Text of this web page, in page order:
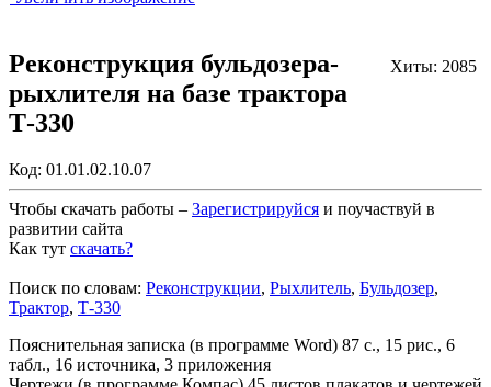
Хиты: 2085
Реконструкция бульдозера-
рыхлителя на базе трактора
Т-330
Код: 01.01.02.10.07
Чтобы скачать работы – Зарегистрируйся и поучаствуй в
развитии сайта
Как тут скачать?
Поиск по словам: Реконструкции, Рыхлитель, Бульдозер,
Трактор, Т-330
Пояснительная записка (в программе Word) 87 с., 15 рис., 6
табл., 16 источника, 3 приложения